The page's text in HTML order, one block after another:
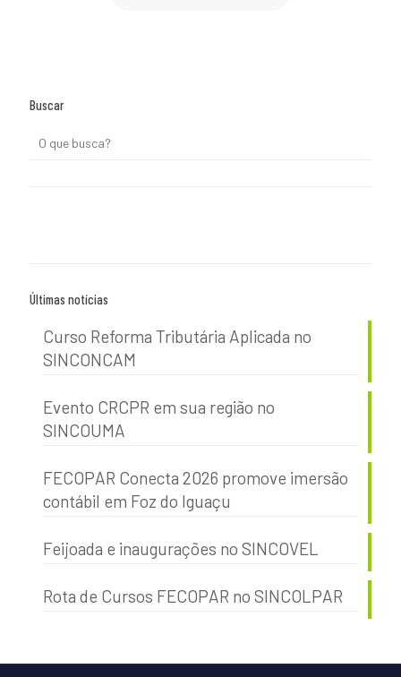
Buscar
Últimas notícias
Curso Reforma Tributária Aplicada no
SINCONCAM
Evento CRCPR em sua região no
SINCOUMA
FECOPAR Conecta 2026 promove imersão
contábil em Foz do Iguaçu
Feijoada e inaugurações no SINCOVEL
Rota de Cursos FECOPAR no SINCOLPAR